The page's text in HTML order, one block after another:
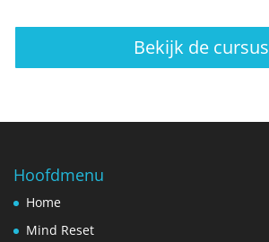
Bekijk de cursus
Hoofdmenu
Home
Mind Reset